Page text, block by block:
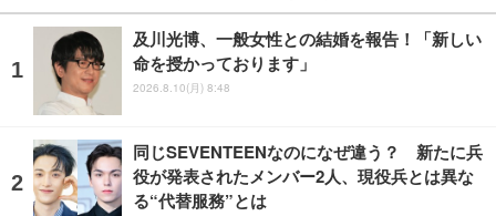
及川光博、一般女性との結婚を報告！「新しい
命を授かっております」
2026.8.10(月) 8:48
同じSEVENTEENなのになぜ違う？ 新たに兵
役が発表されたメンバー2人、現役兵とは異な
る“代替服務”とは